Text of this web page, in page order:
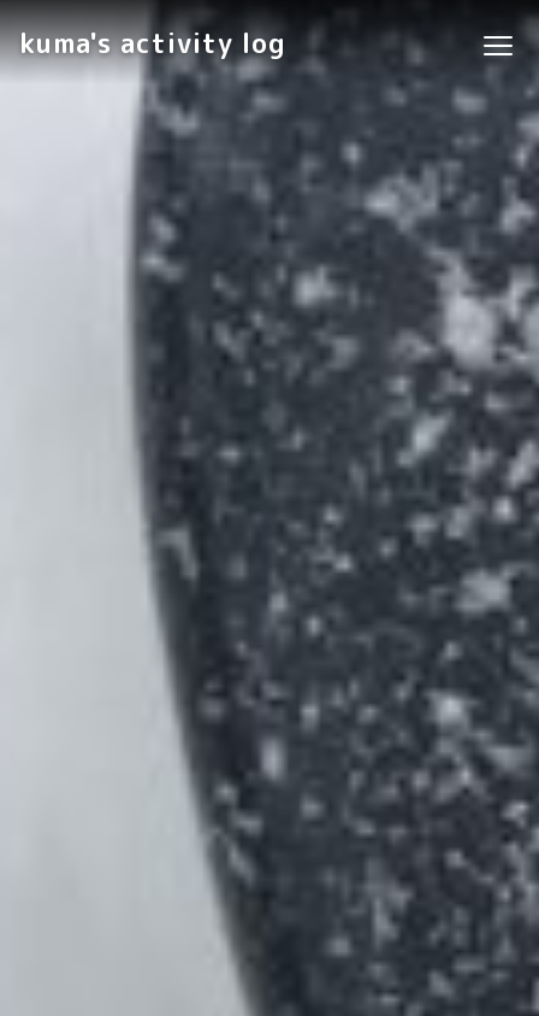
kuma's activity log